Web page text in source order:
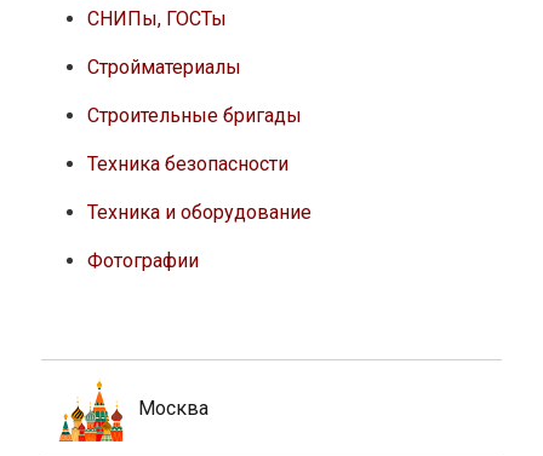
СНИПы, ГОСТы
Стройматериалы
Строительные бригады
Техника безопасности
Техника и оборудование
Фотографии
Москва